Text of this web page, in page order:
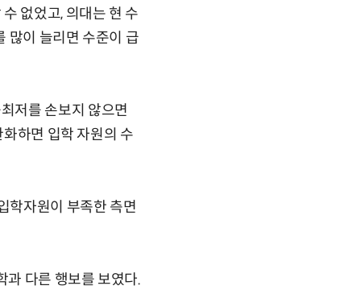
없었고, 의대는 현 수
많이 늘리면 수준이 급
저를 손보지 않으면
하면 입학 자원의 수
학자원이 부족한 측면
다른 행보를 보였다.